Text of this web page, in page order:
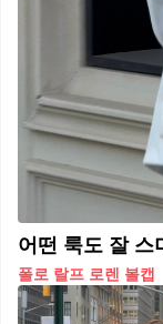
폴로 랄프 로렌 볼캡